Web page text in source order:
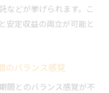
などが挙げられます。こ
安定収益の両立が可能と
のバランス感覚
間とのバランス感覚が不